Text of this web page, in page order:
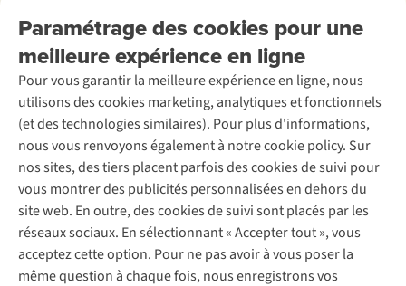
Paramétrage des cookies pour une
meilleure expérience en ligne
Pour vous garantir la meilleure expérience en ligne, nous
utilisons des cookies marketing, analytiques et fonctionnels
(et des technologies similaires). Pour plus d'informations,
nous vous renvoyons également à notre cookie policy. Sur
nos sites, des tiers placent parfois des cookies de suivi pour
vous montrer des publicités personnalisées en dehors du
site web. En outre, des cookies de suivi sont placés par les
réseaux sociaux. En sélectionnant « Accepter tout », vous
acceptez cette option. Pour ne pas avoir à vous poser la
même question à chaque fois, nous enregistrons vos
Rétractation d'une commande
Entretien & réparations
Garantie
Contactez-nous
À propos d’Ayacucho
Nos magasins
À propos d’A.S.Adventure
Déclaration d'accessibilité
Location / Location sports d’hiver
Entretien de ski
Service de lavage
Entretien de chaussures
Réparation de chaussures
Réparation de vêtements
Retouches
Pour les entreprises
Découvrez
A.S.Magazine
Explore Camp
Gear Check
Expertise & conseils
Abonnez-vous à la newsletter
Suivez-nous